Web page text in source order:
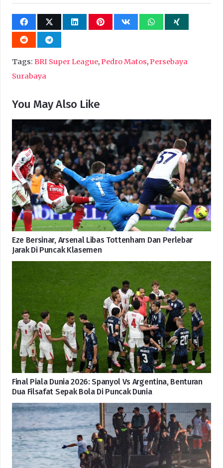
Tags: BRI Super League,Pedro Matos,Persebaya
Surabaya
You May Also Like
Eze Bersinar, Arsenal Libas Tottenham Dan Perlebar
Jarak Di Puncak Klasemen
Final Piala Dunia 2026: Spanyol Vs Argentina, Benturan
Dua Filsafat Sepak Bola Di Puncak Dunia